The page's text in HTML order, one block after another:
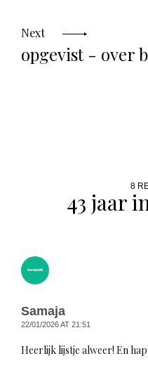
Next
opgevist - over
8
43 jaar
Samaja
22/01/2026 AT 21:51
Heerlijk lijstje alweer! En